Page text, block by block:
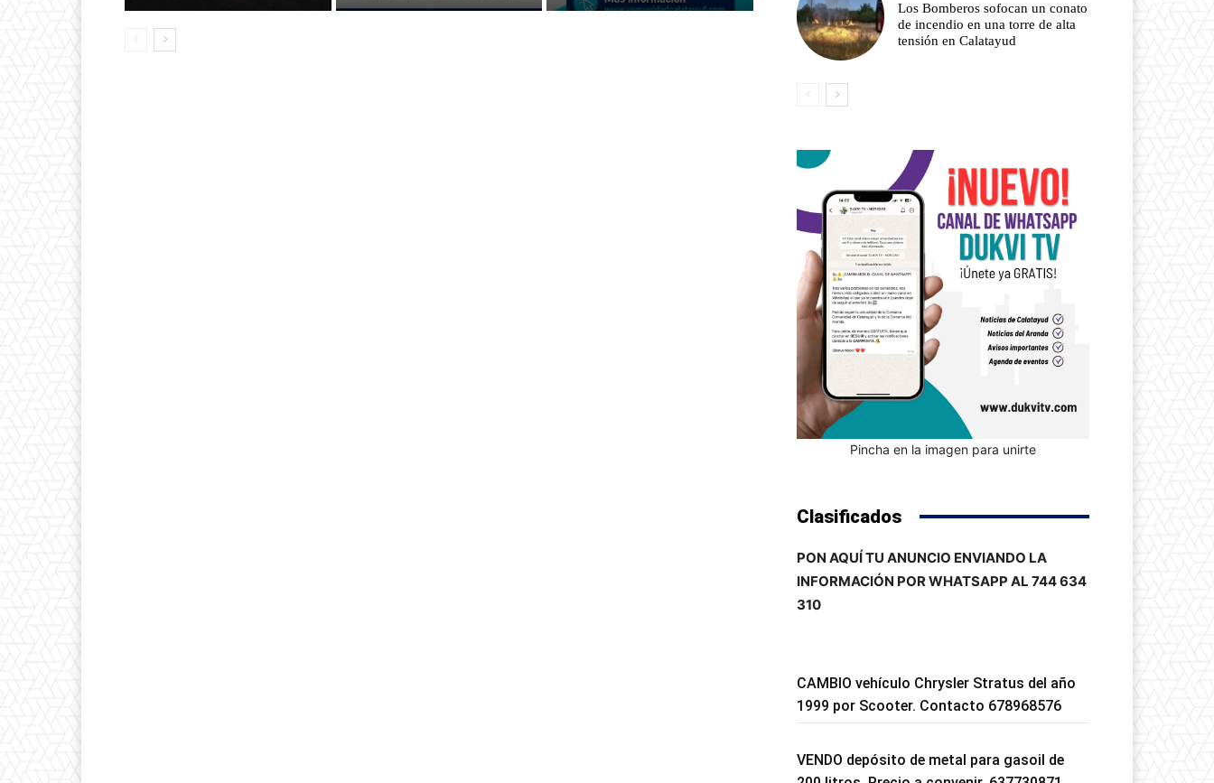
Los Bomberos sofocan un conato
de incendio en una torre de alta
tensión en Calatayud
Pincha en la imagen para unirte
Clasificados
PON AQUÍ TU ANUNCIO ENVIANDO LA
INFORMACIÓN POR WHATSAPP AL 744 634
310
CAMBIO vehículo Chrysler Stratus del año
1999 por Scooter. Contacto 678968576
VENDO depósito de metal para gasoil de